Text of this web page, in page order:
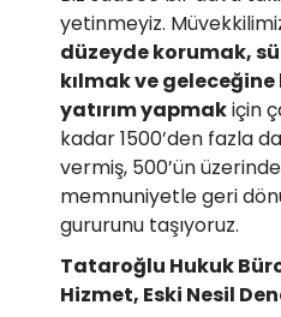
yetinmeyiz.
düzeyde korumak,
kılmak ve
yatırım yapmakiçin
kadar 1500’den fazla
vermiş, 500’ün
memnuniyetle geri
gururunu taşıyoruz.
Tataroğlu Hukuk
Hizmet, Eski Nesil